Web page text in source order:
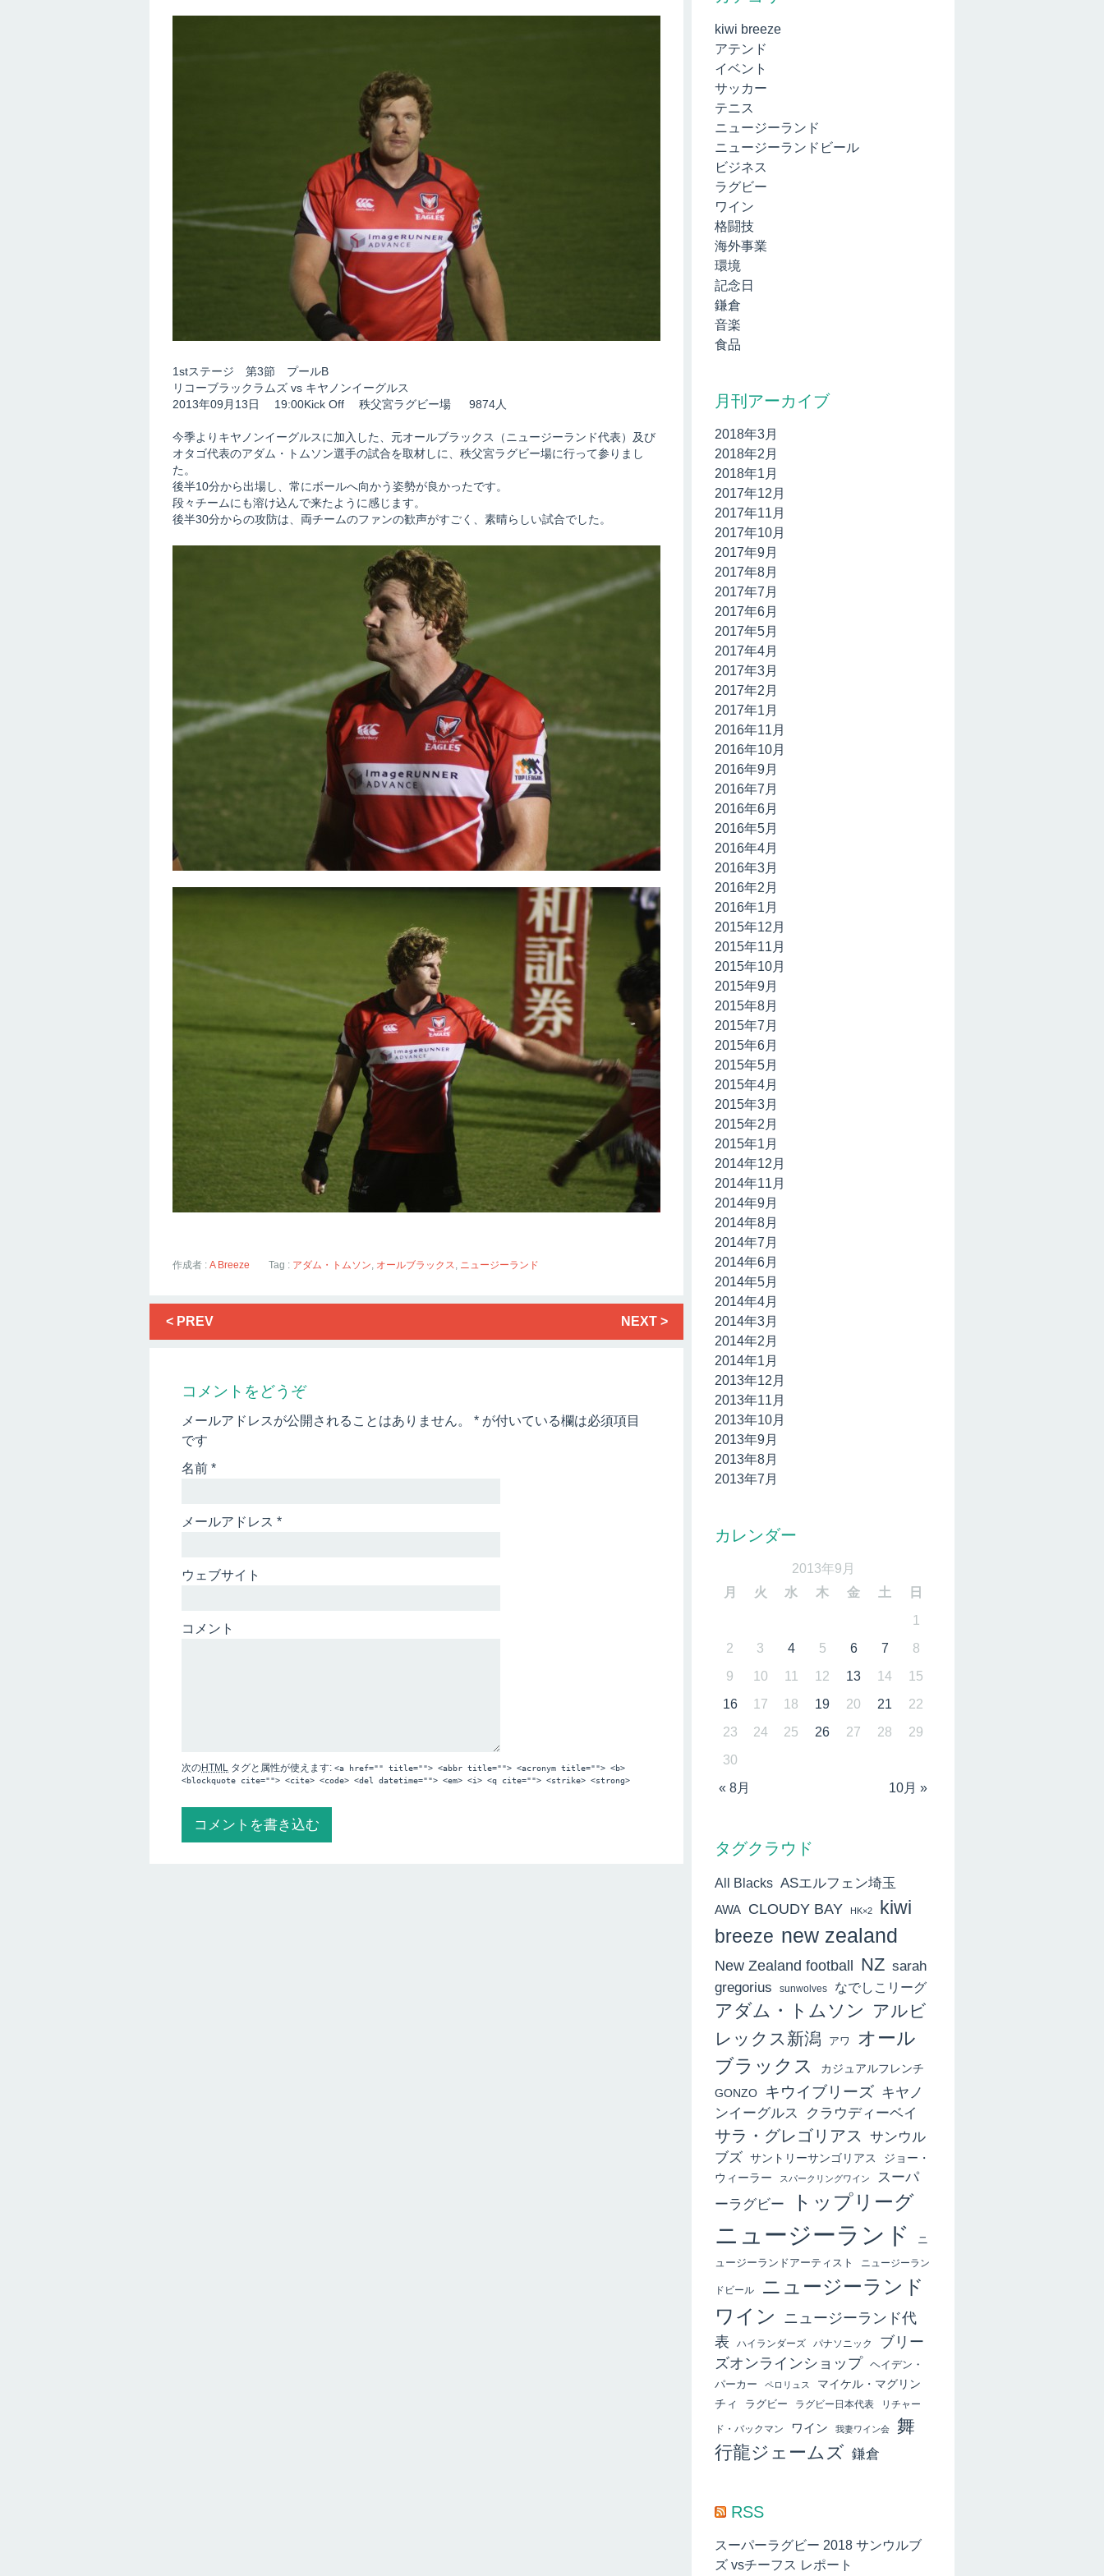
1stステージ 第3節 プールB
リコーブラックラムズ vs キヤノンイーグルス
2013年09月13日 19:00Kick Off 秩父宮ラグビー場 9874人
今季よりキヤノンイーグルスに加入した、元オールブラックス（ニュージーランド代表）及び
オタゴ代表のアダム・トムソン選手の試合を取材しに、秩父宮ラグビー場に行って参りまし
た。
後半10分から出場し、常にボールへ向かう姿勢が良かったです。
段々チームにも溶け込んで来たように感じます。
後半30分からの攻防は、両チームのファンの歓声がすごく、素晴らしい試合でした。
作成者 : A Breeze Tag : アダム・トムソン オールブラックス ニュージーランド
< PREV NEXT >
コメントをどうぞ
メールアドレスが公開されることはありません。 * が付いている欄は必須項目
です
名前 *
メールアドレス *
ウェブサイト
コメント
次のHTML タグと属性が使えます: <a href="" title=""> <abbr title=""> <acronym title=""> <b>
<blockquote cite=""> <cite> <code> <del datetime=""> <em> <i> <q cite=""> <strike> <strong>
kiwi breeze
アテンド
イベント
サッカー
テニス
ニュージーランド
ニュージーランドビール
ビジネス
ラグビー
ワイン
格闘技
海外事業
環境
記念日
鎌倉
音楽
食品
月刊アーカイブ
2018年3月
2018年2月
2018年1月
2017年12月
2017年11月
2017年10月
2017年9月
2017年8月
2017年7月
2017年6月
2017年5月
2017年4月
2017年3月
2017年2月
2017年1月
2016年11月
2016年10月
2016年9月
2016年7月
2016年6月
2016年5月
2016年4月
2016年3月
2016年2月
2016年1月
2015年12月
2015年11月
2015年10月
2015年9月
2015年8月
2015年7月
2015年6月
2015年5月
2015年4月
2015年3月
2015年2月
2015年1月
2014年12月
2014年11月
2014年9月
2014年8月
2014年7月
2014年6月
2014年5月
2014年4月
2014年3月
2014年2月
2014年1月
2013年12月
2013年11月
2013年10月
2013年9月
2013年8月
2013年7月
カレンダー
2013年9月
月
火 水 木 金 土 日
« 8月 10月 »
1
2
3 4 5 6 7
8
9
10 11 12 13 14
15
16
17 18 19 20 21
22
23
24 25 26 27 28
29
30
タグクラウド
All Blacks ASエルフェン埼玉
AWA CLOUDY BAY HK×2
kiwi
breeze new zealand
New Zealand football NZ sarah
gregorius
sunwolves なでしこリーグ
アダム・トムソン
アルビ
レックス新潟
アワ
オール
ブラックス
カジュアルフレンチ
GONZO
キウイブリーズ キヤノ
ンイーグルス
クラウディーベイ
サラ・グレゴリアス
サンウル
ブズ サントリーサンゴリアス
ジョー・
ウィーラー
スパークリングワイン
スーパ
ーラグビー
トップリーグ
ニュージーランド
ニ
ュージーランドアーティスト
ニュージーラン
ドビール
ニュージーランド
ワイン
ニュージーランド代
表
ハイランダーズ パナソニック
ブリー
ズオンラインショップ ヘイデン・
パーカー
ペロリュス
マイケル・マグリン
チィ
ラグビー ラグビー日本代表 リチャー
ド・バックマン ワイン 我妻ワイン会
舞
行龍ジェームズ 鎌倉
RSS
スーパーラグビー 2018 サンウルブ
ズ vsチーフス レポート